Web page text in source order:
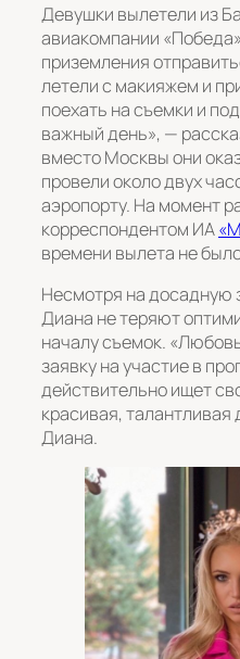
Девушки вылетели из
авиакомпании
приземления
летели с макияжем и
поехать на съемки и
важный день», —
вместо Москвы они
провели около двух
аэропорту. На момент
корреспондентом ИА
времени вылета не
Несмотря на досадную
Диана не теряют
началу съемок.
заявку на участие в
действительно ищет
красивая,
Диана.